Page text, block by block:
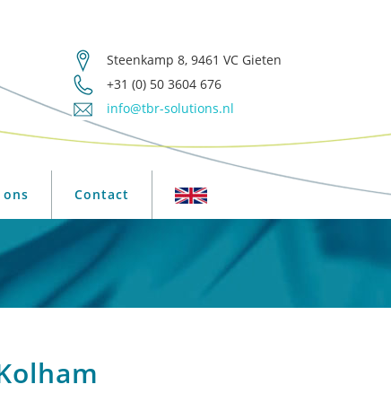
Steenkamp 8, 9461 VC Gieten
+31 (0) 50 3604 676
info@tbr-solutions.nl
ons Contact